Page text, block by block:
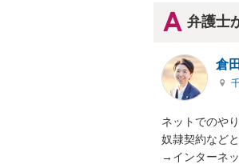
弁護士
倉
ネットでのや
奴隷契約など
→インターネ